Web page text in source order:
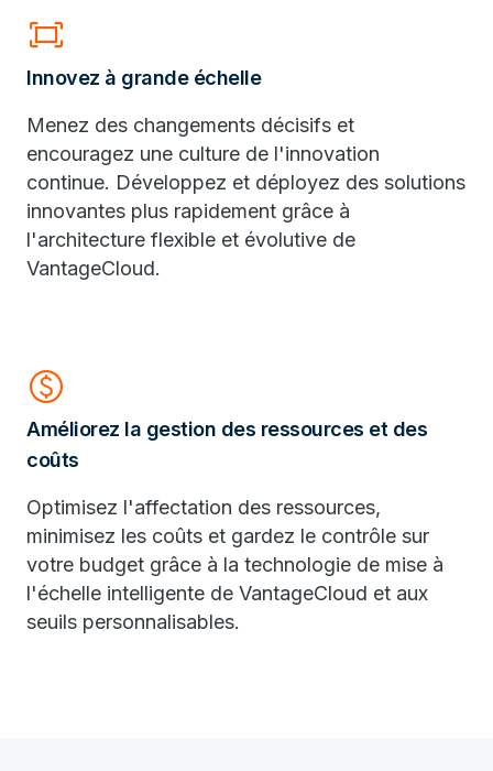
fit_screen
Innovez à grande échelle
Menez des changements décisifs et
encouragez une culture de l'innovation
continue. Développez et déployez des solutions
innovantes plus rapidement grâce à
l'architecture flexible et évolutive de
VantageCloud.
paid
Améliorez la gestion des ressources et des
coûts
Optimisez l'affectation des ressources,
minimisez les coûts et gardez le contrôle sur
votre budget grâce à la technologie de mise à
l'échelle intelligente de VantageCloud et aux
seuils personnalisables.